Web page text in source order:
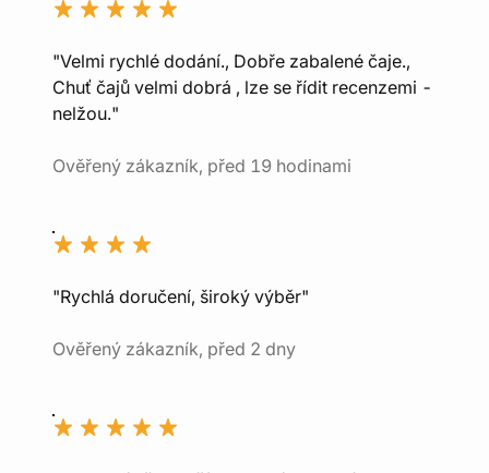
"Velmi rychlé dodání., Dobře zabalené čaje.,
Chuť čajů velmi dobrá , lze se řídit recenzemi -
nelžou."
Ověřený zákazník, před 19 hodinami
"Rychlá doručení, široký výběr"
Ověřený zákazník, před 2 dny